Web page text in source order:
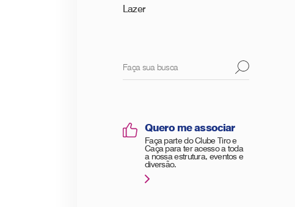
Lazer
Quero me associar
Faça parte do Clube Tiro e
Caça para ter acesso a toda
a nossa estrutura, eventos e
diversão.